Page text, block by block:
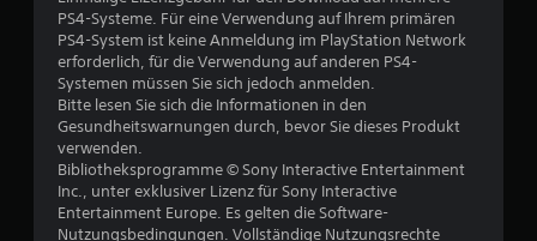
PS4-Systeme. Für eine Verwendung auf Ihrem primären
PS4-System ist keine Anmeldung im PlayStation Network
erforderlich, für die Verwendung auf anderen PS4-
Systemen müssen Sie sich jedoch anmelden.
Bitte lesen Sie sich die Informationen in den
Gesundheitswarnungen durch, bevor Sie dieses Produkt
verwenden.
Bibliotheksprogramme © Sony Interactive Entertainment
Inc., unter exklusiver Lizenz für Sony Interactive
Entertainment Europe. Es gelten die Software-
Nutzungsbedingungen. Vollständige Nutzungsrechte